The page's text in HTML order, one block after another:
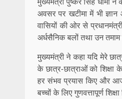
अवसर पर खटीमा में भी
वासियों की ओर से
अर्धसैनिक बलों तथा उन तमाम
मुख्यमंत्री ने कहा यदि मेरे
के छात्र-छात्राओं को शिक्षा
हर संभव प्रयास किए और आज
बच्चों के लिए गुणवत्तापूर्ण